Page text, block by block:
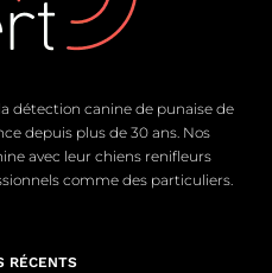
détection canine de punaise de
depuis plus de 30 ans. Nos
avec leur chiens renifleurs
comme des particuliers.
RÉCENTS